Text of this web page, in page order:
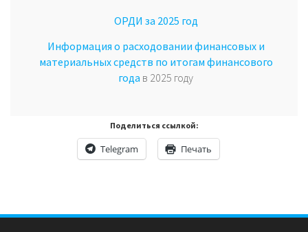
ОРДИ за 2025 год
Информация о расходовании финансовых и
материальных средств по итогам финансового
года в 2025 году
Поделиться ссылкой:
Telegram Печать